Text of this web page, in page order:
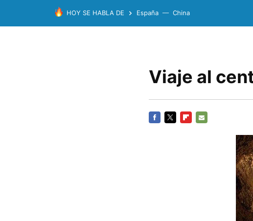
HOY SE HABLA DE España China
Viaje al